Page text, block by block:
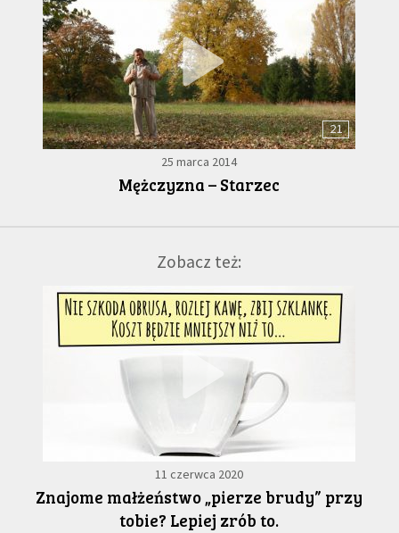
21
25 marca 2014
Mężczyzna – Starzec
Zobacz też:
11 czerwca 2020
Znajome małżeństwo „pierze brudy” przy
tobie? Lepiej zrób to.